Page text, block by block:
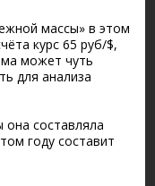
массы» в этом
курс 65 руб/$,
может чуть
для анализа
она составляла
году составит